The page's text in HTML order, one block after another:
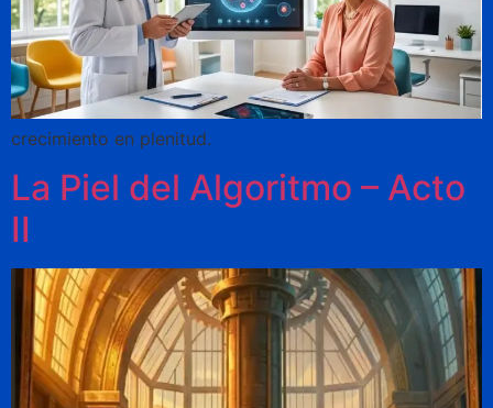
crecimiento en plenitud.
La Piel del Algoritmo – Acto
II